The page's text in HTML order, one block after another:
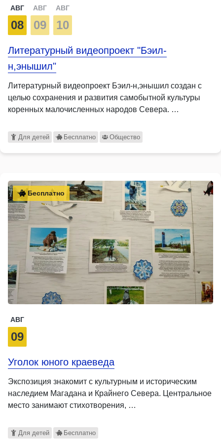
АВГ
08
АВГ
09
АВГ
10
Литературный видеопроект "Бэил-
н,энышил"
Литературный видеопроект Бэил-н,энышил создан с
целью сохранения и развития самобытной культуры
коренных малочисленных народов Севера. …
Для детей Бесплатно Общество
Бесплатно
АВГ
09
Уголок юного краеведа
Экспозиция знакомит с культурным и историческим
наследием Магадана и Крайнего Севера. Центральное
место занимают стихотворения, …
Для детей Бесплатно